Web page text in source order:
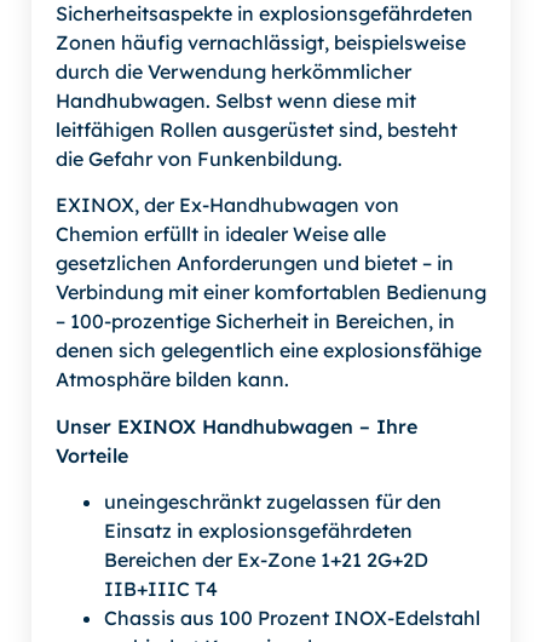
Sicherheitsaspekte in explosionsgefährdeten
Zonen häufig vernachlässigt, beispielsweise
durch die Verwendung herkömmlicher
Handhubwagen. Selbst wenn diese mit
leitfähigen Rollen ausgerüstet sind, besteht
die Gefahr von Funkenbildung.
EXINOX, der Ex-Handhubwagen von
Chemion erfüllt in idealer Weise alle
gesetzlichen Anforderungen und bietet – in
Verbindung mit einer komfortablen Bedienung
– 100-prozentige Sicherheit in Bereichen, in
denen sich gelegentlich eine explosionsfähige
Atmosphäre bilden kann.
Unser EXINOX Handhubwagen – Ihre
Vorteile
uneingeschränkt zugelassen für den
Einsatz in explosionsgefährdeten
Bereichen der Ex-Zone 1+21 2G+2D
IIB+IIIC T4
Chassis aus 100 Prozent INOX-Edelstahl